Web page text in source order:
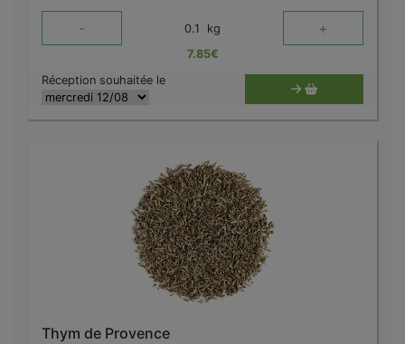
- 0.1 kg +
7.85€
Réception souhaitée le
Thym de Provence